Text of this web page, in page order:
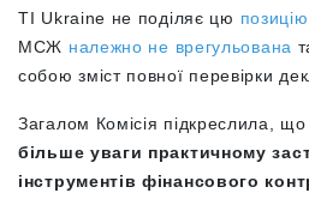
ТІ Ukraine не поділяє цю позицію
МСЖ належно не врегульована
собою зміст повної перевірки
Загалом Комісія підкреслила, що
більше уваги практичному
інструментів фінансового